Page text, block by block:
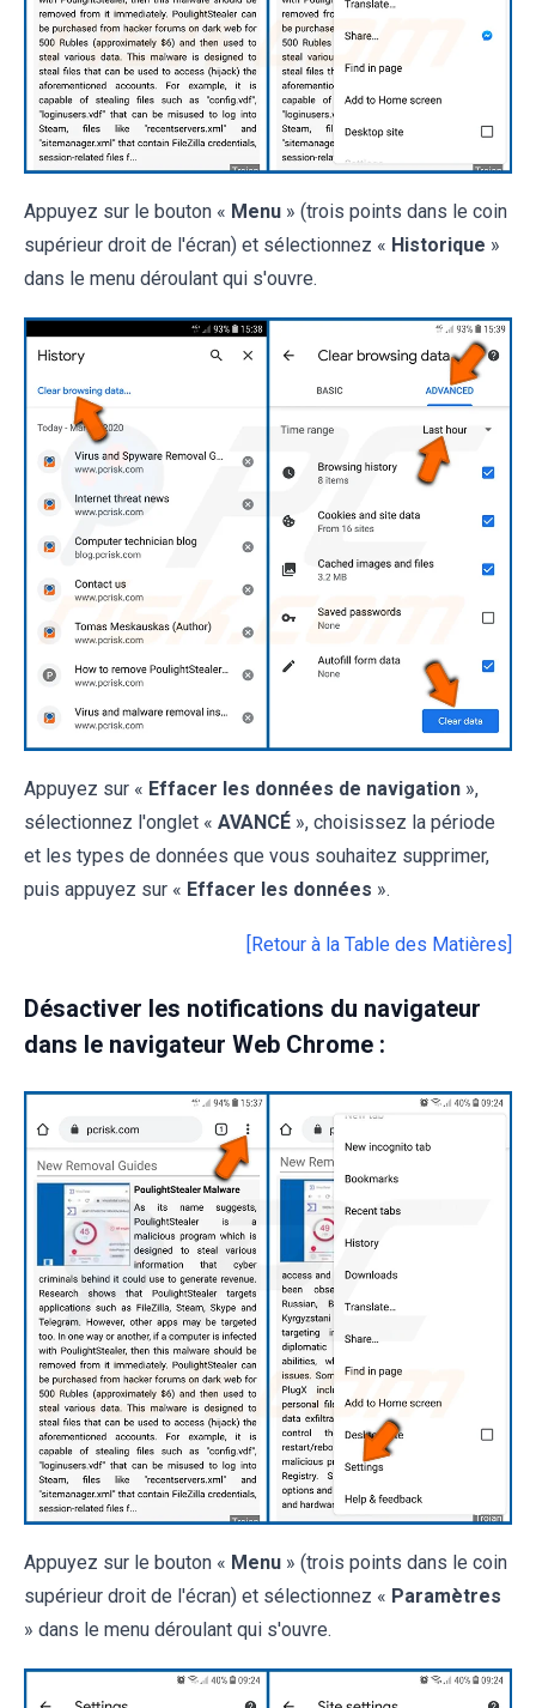
Appuyez sur le bouton « Menu » (trois points dans le coin
supérieur droit de l'écran) et sélectionnez « Historique »
dans le menu déroulant qui s'ouvre.
Appuyez sur « Effacer les données de navigation »,
sélectionnez l'onglet « AVANCÉ », choisissez la période
et les types de données que vous souhaitez supprimer,
puis appuyez sur « Effacer les données ».
[Retour à la Table des Matières]
Désactiver les notifications du navigateur
dans le navigateur Web Chrome :
Appuyez sur le bouton « Menu » (trois points dans le coin
supérieur droit de l'écran) et sélectionnez « Paramètres
» dans le menu déroulant qui s'ouvre.